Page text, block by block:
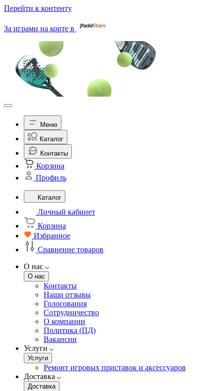
Перейти к контенту
За играми на корте в
Меню
Каталог
Контакты
Корзина
Профиль
Каталог
Личный кабинет
Корзина
Избранное
Сравнение товаров
О нас
О нас
Контакты
Наши отзывы
Голосования
Сотрудничество
О компании
Политика (ПД)
Вакансии
Услуги
Услуги
Ремонт игровых приставок и аксессуаров
Доставка
Доставка